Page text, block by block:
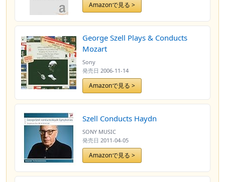
Amazonで見る >
George Szell Plays & Conducts
Mozart
Sony
発売日 2006-11-14
Amazonで見る >
Szell Conducts Haydn
SONY MUSIC
発売日 2011-04-05
Amazonで見る >